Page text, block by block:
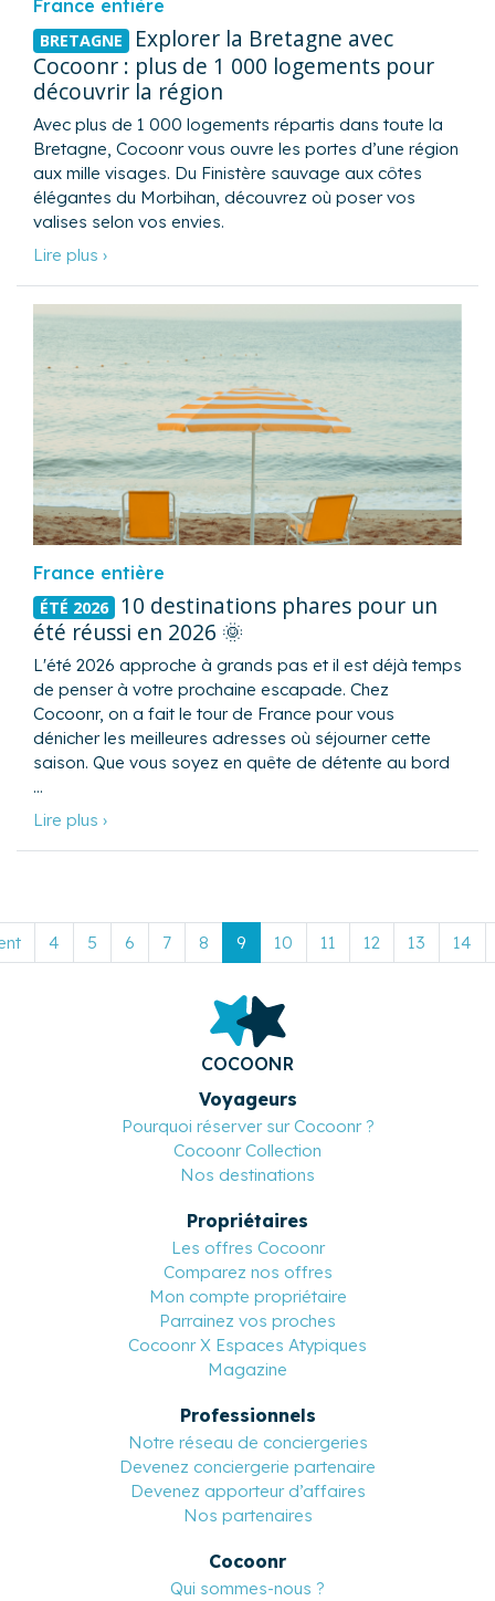
France entière
BRETAGNE Explorer la Bretagne avec
Cocoonr : plus de 1 000 logements pour
découvrir la région
Avec plus de 1 000 logements répartis dans toute la
Bretagne, Cocoonr vous ouvre les portes d’une région
aux mille visages. Du Finistère sauvage aux côtes
élégantes du Morbihan, découvrez où poser vos
valises selon vos envies.
Lire plus ›
France entière
ÉTÉ 2026 10 destinations phares pour un
été réussi en 2026 🌞
L'été 2026 approche à grands pas et il est déjà temps
de penser à votre prochaine escapade. Chez
Cocoonr, on a fait le tour de France pour vous
dénicher les meilleures adresses où séjourner cette
saison. Que vous soyez en quête de détente au bord
…
Lire plus ›
4 5 6 7 8 9 10 11 12 13 14
COCOONR
Voyageurs
Pourquoi réserver sur Cocoonr ?
Cocoonr Collection
Nos destinations
Propriétaires
Les offres Cocoonr
Comparez nos offres
Mon compte propriétaire
Parrainez vos proches
Cocoonr X Espaces Atypiques
Magazine
Professionnels
Notre réseau de conciergeries
Devenez conciergerie partenaire
Devenez apporteur d’affaires
Nos partenaires
Cocoonr
Qui sommes-nous ?